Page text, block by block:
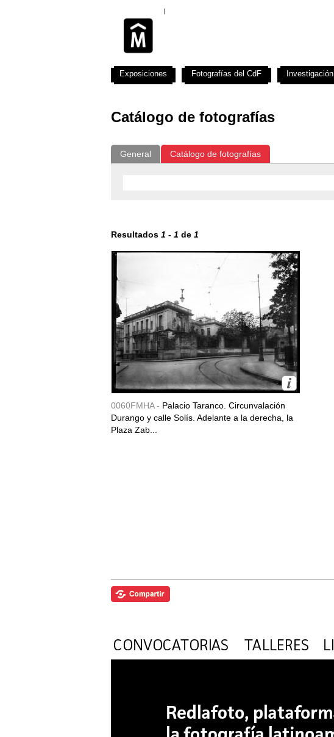
Catálogo de fotografías
General Catálogo de fotografías
Resultados 1 - 1 de 1
0060FMHA - Palacio Taranco. Circunvalación
Durango y calle Solís. Adelante a la derecha, la
Plaza Zab...
Exposiciones Fotografías del CdF Investigación